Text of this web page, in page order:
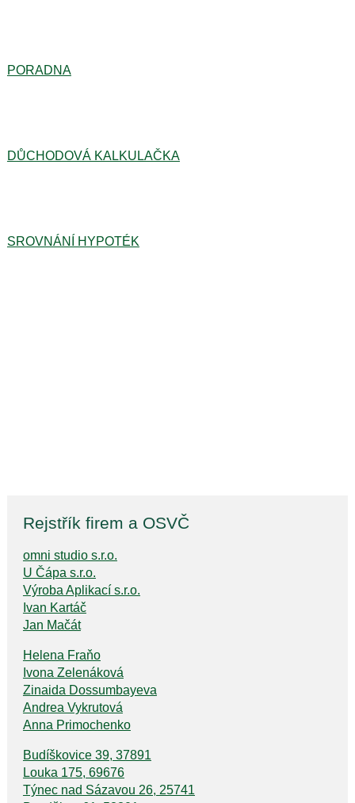
PORADNA
DŮCHODOVÁ KALKULAČKA
SROVNÁNÍ HYPOTÉK
Rejstřík firem a OSVČ
omni studio s.r.o.
U Čápa s.r.o.
Výroba Aplikací s.r.o.
Ivan Kartáč
Jan Mačát
Helena Fraňo
Ivona Zelenáková
Zinaida Dossumbayeva
Andrea Vykrutová
Anna Primochenko
Budíškovice 39, 37891
Louka 175, 69676
Týnec nad Sázavou 26, 25741